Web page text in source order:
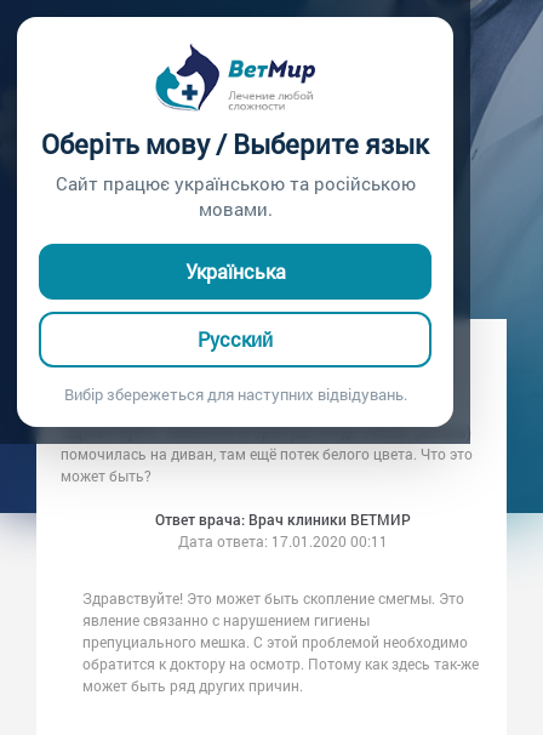
Оберіть мову / Выберите язык
Сайт працює українською та російською
мовами.
Українська
Русский
Вибір збережеться для наступних відвідувань.
Вопросы врачу /
У СОБАКИ БЕЛЫЕ
ВЫДЕЛЕНИЯ
Вопрос врачу №35
Вопрос владельца: Анастасия
Здравствуйте. Заметили второй раз когда собака (кобель)
помочилась на диван, там ещё потек белого цвета. Что это
может быть?
Ответ врача: Врач клиники ВЕТМИР
Дата ответа: 17.01.2020 00:11
Здравствуйте! Это может быть скопление смегмы. Это
явление связанно с нарушением гигиены
препуциального мешка. С этой проблемой необходимо
обратится к доктору на осмотр. Потому как здесь так-же
может быть ряд других причин.